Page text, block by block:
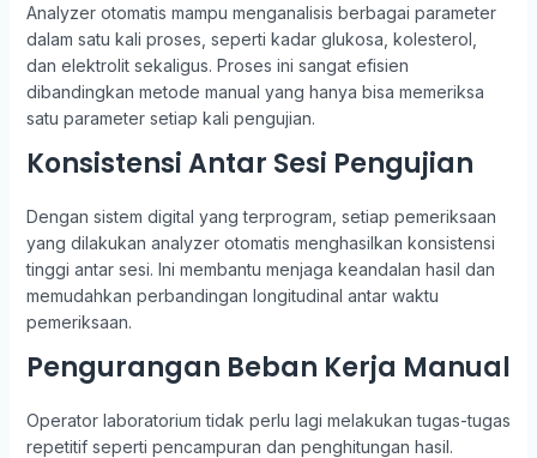
Analyzer otomatis mampu menganalisis berbagai parameter
dalam satu kali proses, seperti kadar glukosa, kolesterol,
dan elektrolit sekaligus. Proses ini sangat efisien
dibandingkan metode manual yang hanya bisa memeriksa
satu parameter setiap kali pengujian.
Konsistensi Antar Sesi Pengujian
Dengan sistem digital yang terprogram, setiap pemeriksaan
yang dilakukan analyzer otomatis menghasilkan konsistensi
tinggi antar sesi. Ini membantu menjaga keandalan hasil dan
memudahkan perbandingan longitudinal antar waktu
pemeriksaan.
Pengurangan Beban Kerja Manual
Operator laboratorium tidak perlu lagi melakukan tugas-tugas
repetitif seperti pencampuran dan penghitungan hasil.